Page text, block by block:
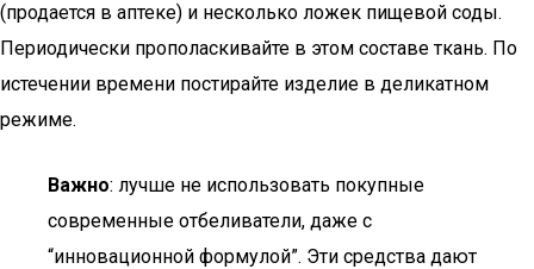
(продается в аптеке) и несколько ложек пищевой соды.
Периодически прополаскивайте в этом составе ткань. По
истечении времени постирайте изделие в деликатном
режиме.
Важно: лучше не использовать покупные
современные отбеливатели, даже с
“инновационной формулой”. Эти средства дают